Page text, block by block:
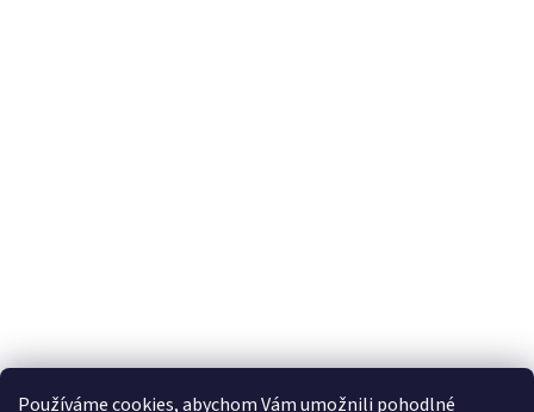
Používáme cookies, abychom Vám umožnili pohodlné